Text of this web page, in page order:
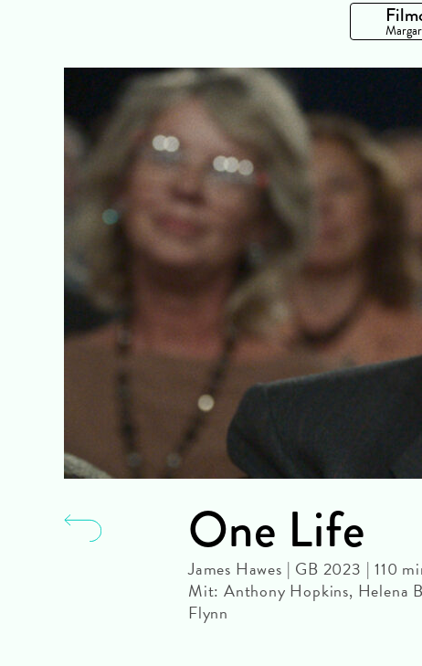
One Life
James Hawes | GB 2023 | 110
Mit: Anthony Hopkins, Helena
Flynn